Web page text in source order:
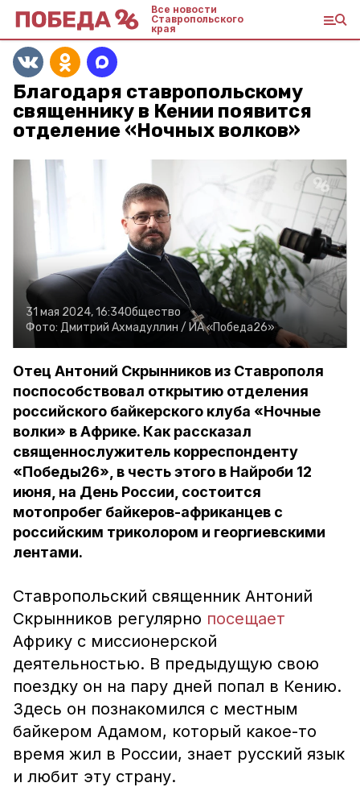
Все новости
Ставропольского
края
Благодаря ставропольскому
священнику в Кении появится
отделение «Ночных волков»
31 мая 2024, 16:34Общество
Фото: Дмитрий Ахмадуллин / ИА «Победа26»
Отец Антоний Скрынников из Ставрополя
поспособствовал открытию отделения
российского байкерского клуба «Ночные
волки» в Африке. Как рассказал
священнослужитель корреспонденту
«Победы26», в честь этого в Найроби 12
июня, на День России, состоится
мотопробег байкеров-африканцев с
российским триколором и георгиевскими
лентами.
Ставропольский священник Антоний
Скрынников регулярно посещает
Африку с миссионерской
деятельностью. В предыдущую свою
поездку он на пару дней попал в Кению.
Здесь он познакомился с местным
байкером Адамом, который какое-то
время жил в России, знает русский язык
и любит эту страну.